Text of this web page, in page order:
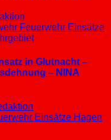
Feuerwehr Einsätze
in Glutnacht –
– NINA
Einsätze Hagen